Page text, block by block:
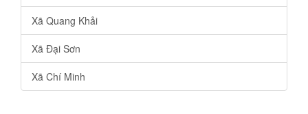
Xã Quang Khải
Xã Đại Sơn
Xã Chí Minh